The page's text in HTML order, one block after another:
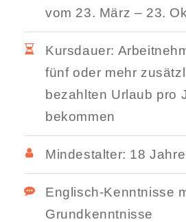
vom 23. März – 23.
Kursdauer:
fünf oder mehr
bezahlten Urlaub pro
bekommen
Mindestalter: 18 Jahre
Englisch-Kenntnisse
Grundkenntnisse